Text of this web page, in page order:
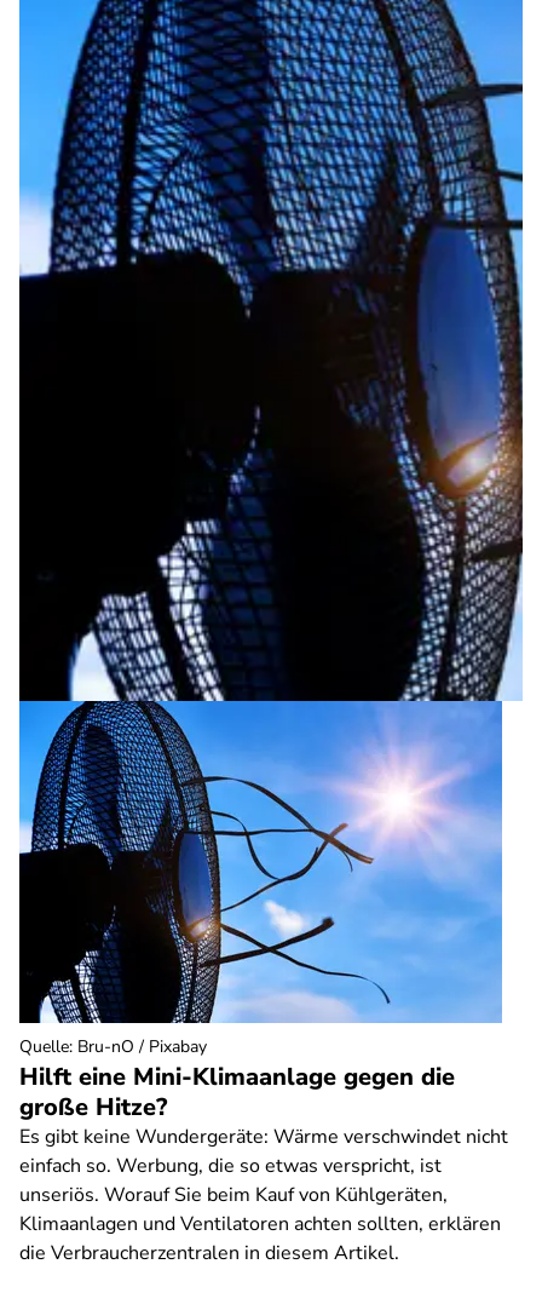
Hilft eine Mini-Klimaanlage gegen die
große Hitze?
Es gibt keine Wundergeräte: Wärme verschwindet nicht
einfach so. Werbung, die so etwas verspricht, ist
unseriös. Worauf Sie beim Kauf von Kühlgeräten,
Klimaanlagen und Ventilatoren achten sollten, erklären
die Verbraucherzentralen in diesem Artikel.
Quelle: Bru-nO / Pixabay